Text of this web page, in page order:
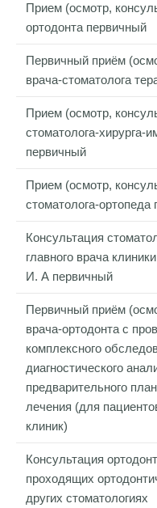
Прием (осмотр,
ортодонта первичный
Первичный приём
врача-стоматолога
Прием (осмотр,
стоматолога-хирурга-
первичный
Прием (осмотр,
стоматолога-ортопеда
Консультация
главного врача
И. А первичный
Первичный приём
врача-ортодонта с
комплексного
диагностического
предварительного
лечения (для
клиник)
Консультация
проходящих
других стоматологиях